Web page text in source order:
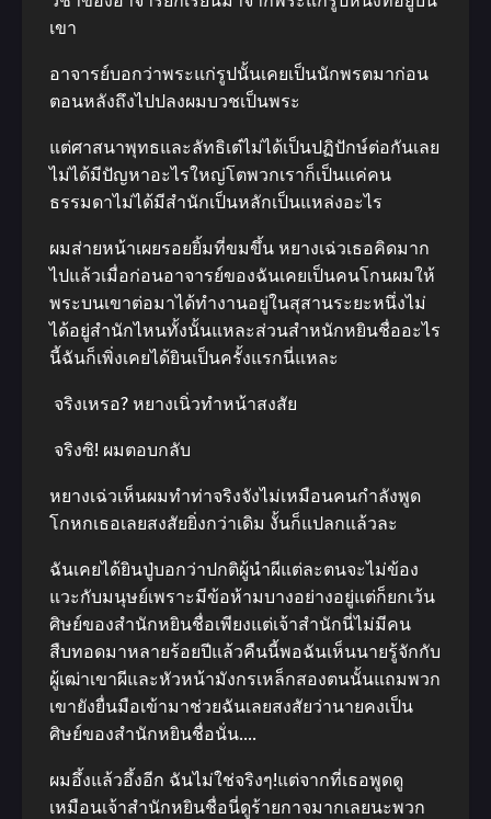
เขา
อาจารย์บอกว่าพระแก่รูปนั้นเคยเป็นนักพรตมาก่อน
ตอนหลังถึงไปปลงผมบวชเป็นพระ
แต่ศาสนาพุทธและลัทธิเต๋ไม่ได้เป็นปฏิปักษ์ต่อกันเลย
ไม่ได้มีปัญหาอะไรใหญ่โตพวกเราก็เป็นแค่คน
ธรรมดาไม่ได้มีสำนักเป็นหลักเป็นแหล่งอะไร
ผมส่ายหน้าเผยรอยยิ้มที่ขมขึ้น หยางเฉ่วเธอคิดมาก
ไปแล้วเมื่อก่อนอาจารย์ของฉันเคยเป็นคนโกนผมให้
พระบนเขาต่อมาได้ทำงานอยู่ในสุสานระยะหนึ่งไม่
ได้อยู่สำนักไหนทั้งนั้นแหละส่วนสำหนักหยินชื่ออะไร
นี้ฉันก็เพิ่งเคยได้ยินเป็นครั้งแรกนี่แหละ
จริงเหรอ? หยางเนิ่วทำหน้าสงสัย
จริงซิ! ผมตอบกลับ
หยางเฉ่วเห็นผมทำท่าจริงจังไม่เหมือนคนกำลังพูด
โกหกเธอเลยสงสัยยิ่งกว่าเดิม งั้นก็แปลกแล้วละ
ฉันเคยได้ยินปู่บอกว่าปกติผู้นำผีแต่ละตนจะไม่ข้อง
แวะกับมนุษย์เพราะมีข้อห้ามบางอย่างอยู่แต่ก็ยกเว้น
ศิษย์ของสำนักหยินชื่อเพียงแต่เจ้าสำนักนี่ไม่มีคน
สืบทอดมาหลายร้อยปีแล้วคืนนี้พอฉันเห็นนายรู้จักกับ
ผู้เฒ่าเขาผีและหัวหน้ามังกรเหล็กสองตนนั้นแถมพวก
เขายังยื่นมือเข้ามาช่วยฉันเลยสงสัยว่านายคงเป็น
ศิษย์ของสำนักหยินชื่อนั่น….
ผมอึ้งแล้วอึ้งอีก ฉันไม่ใช่จริงๆ!แต่จากที่เธอพูดดู
เหมือนเจ้าสำนักหยินชื่อนี่ดูร้ายกาจมากเลยนะพวก